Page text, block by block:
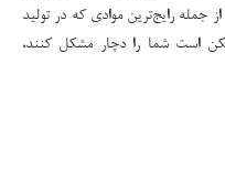
جمله رایج‌ترین موادی که در تولید
است شما را دچار مشکل کنند،